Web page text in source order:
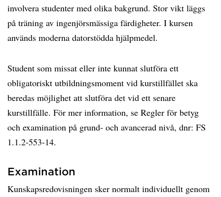
involvera studenter med olika bakgrund. Stor vikt läggs
på träning av ingenjörsmässiga färdigheter. I kursen
används moderna datorstödda hjälpmedel.
Student som missat eller inte kunnat slutföra ett
obligatoriskt utbildningsmoment vid kurstillfället ska
beredas möjlighet att slutföra det vid ett senare
kurstillfälle. För mer information, se Regler för betyg
och examination på grund- och avancerad nivå, dnr: FS
1.1.2-553-14.
Examination
Kunskapsredovisningen sker normalt individuellt genom